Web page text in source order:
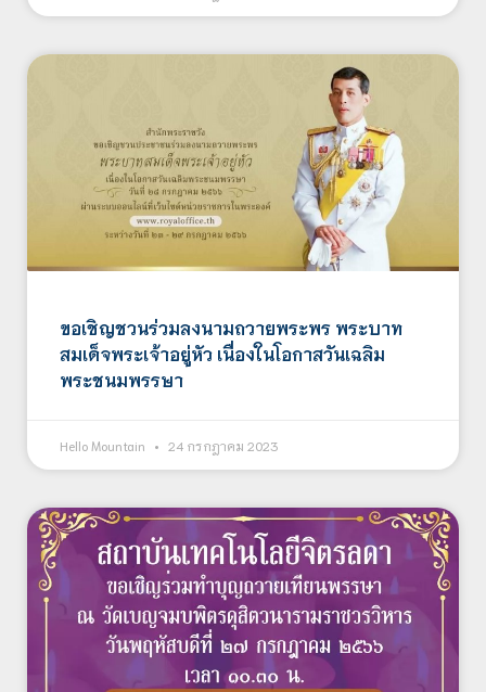
ขอเชิญชวนร่วมลงนามถวายพระพร พระบาท
สมเด็จพระเจ้าอยู่หัว เนื่องในโอกาสวันเฉลิม
พระชนมพรรษา
Hello Mountain 24 กรกฎาคม 2023